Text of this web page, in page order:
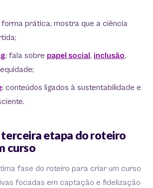
forma prática, mostra que a ciência
: fala sobre papel social, inclusão,
: conteúdos ligados à sustentabilidade e
etapa do roteiro
curso
fase do roteiro para criar um curso
focadas em captação e fidelização